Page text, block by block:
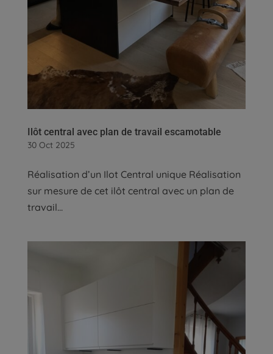
Ilôt central avec plan de travail escamotable
30 Oct 2025
Réalisation d’un Ilot Central unique Réalisation
sur mesure de cet ilôt central avec un plan de
travail...